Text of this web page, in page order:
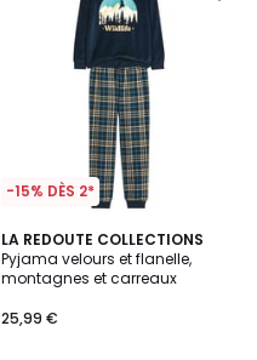
-15% DÈS 2*
LA REDOUTE COLLECTIONS
Pyjama velours et flanelle,
montagnes et carreaux
25,99 €
4,9
/ 5